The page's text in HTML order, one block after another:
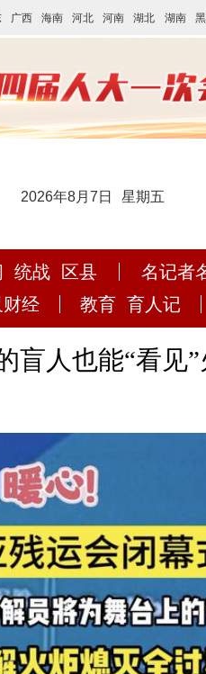
广西 海南 河北 河南 湖北 湖南
2026年8月7日 星期五
统战 区县 名记者
财经 教育 育人记
盲人也能“看见”